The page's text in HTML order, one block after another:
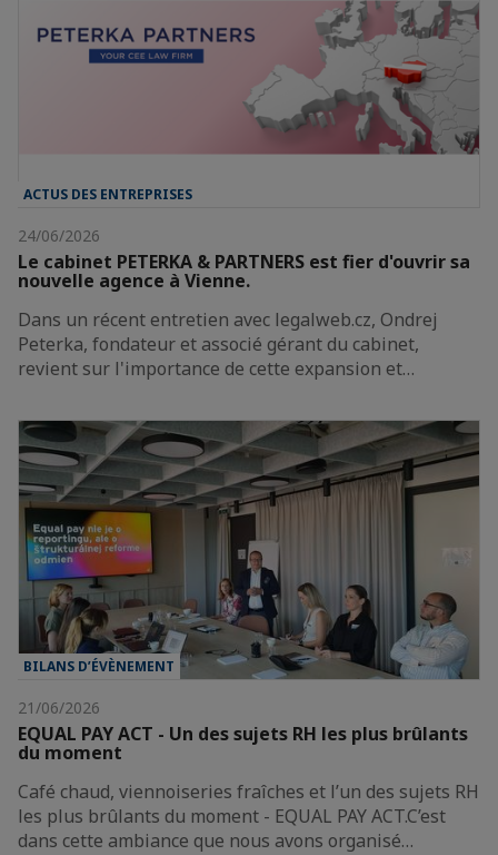
ACTUS DES ENTREPRISES
24/06/2026
Le cabinet PETERKA & PARTNERS est fier d'ouvrir sa
nouvelle agence à Vienne.
Dans un récent entretien avec legalweb.cz, Ondrej
Peterka, fondateur et associé gérant du cabinet,
revient sur l'importance de cette expansion et…
BILANS D’ÉVÈNEMENT
21/06/2026
EQUAL PAY ACT - Un des sujets RH les plus brûlants
du moment
Café chaud, viennoiseries fraîches et l’un des sujets RH
les plus brûlants du moment - EQUAL PAY ACT.C’est
dans cette ambiance que nous avons organisé…